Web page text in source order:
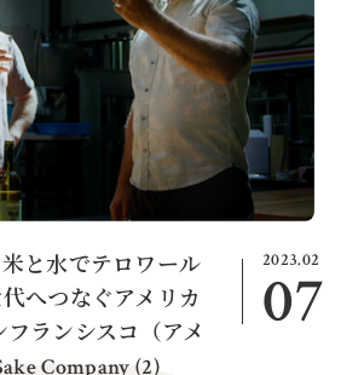
2023.02
07
と水でテロワール
へつなぐアメリカ
ランシスコ（アメ
Company (2)